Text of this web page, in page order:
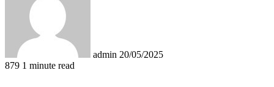
admin 20/05/2025
879 1 minute read